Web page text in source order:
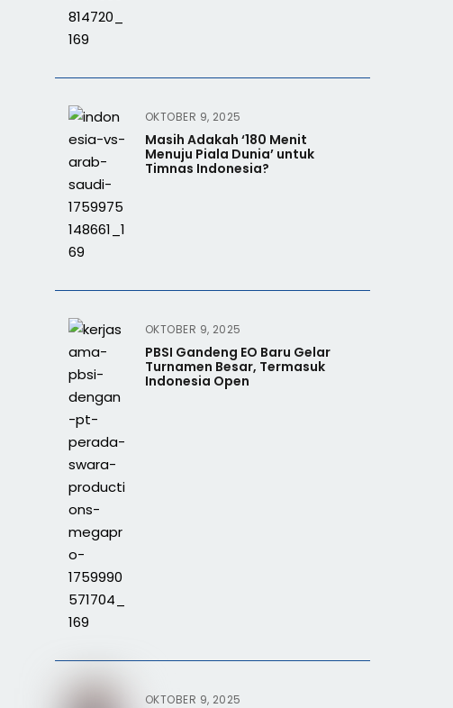
OKTOBER 9, 2025
Masih Adakah ‘180 Menit
Menuju Piala Dunia’ untuk
Timnas Indonesia?
OKTOBER 9, 2025
PBSI Gandeng EO Baru Gelar
Turnamen Besar, Termasuk
Indonesia Open
OKTOBER 9, 2025